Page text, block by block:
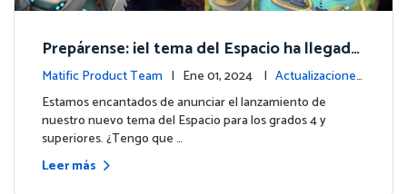
Prepárense: ¡el tema del Espacio ha llegado
para los grados 4 y superiores!
Matific Product Team | Ene 01, 2024 | Actualizaciones
de la plataforma
Estamos encantados de anunciar el lanzamiento de
nuestro nuevo tema del Espacio para los grados 4 y
superiores. ¿Tengo que …
Leer más